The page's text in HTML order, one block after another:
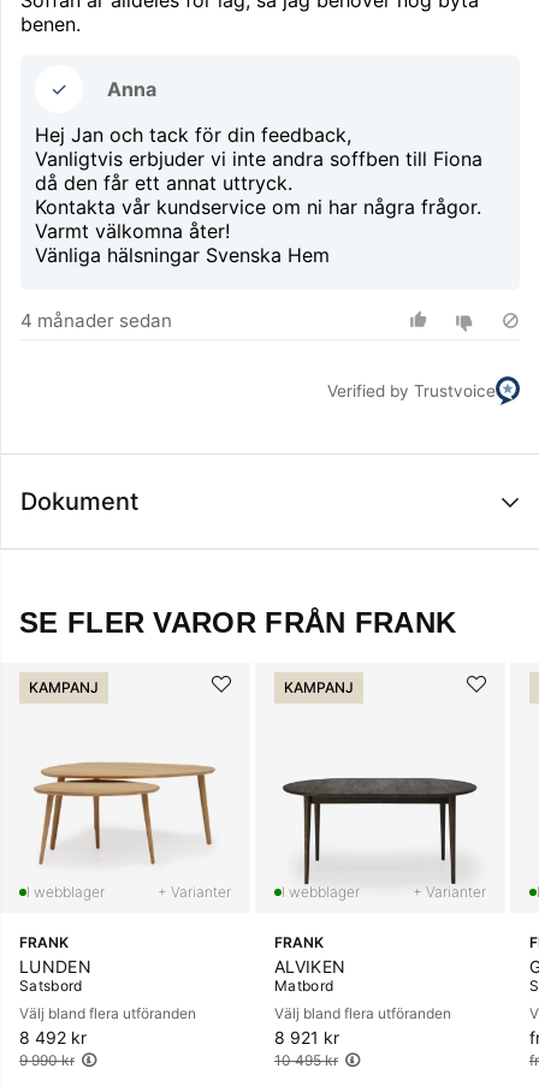
benen.
✓
Anna
Hej Jan och tack för din feedback,
Vanligtvis erbjuder vi inte andra soffben till Fiona
då den får ett annat uttryck.
Kontakta vår kundservice om ni har några frågor.
Varmt välkomna åter!
Vänliga hälsningar Svenska Hem
4 månader sedan
Verified by Trustvoice
Dokument
SE FLER VAROR FRÅN FRANK
KAMPANJ
+ Varianter
FRANK
LUNDEN
Satsbord
Välj bland flera utföranden
8 492 kr
Ordinarie pris:
9 990 kr
KAMPANJ
+ Varianter
FRANK
ALVIKEN
Matbord
Välj bland flera utföranden
8 921 kr
Ordinarie pris:
10 495 kr